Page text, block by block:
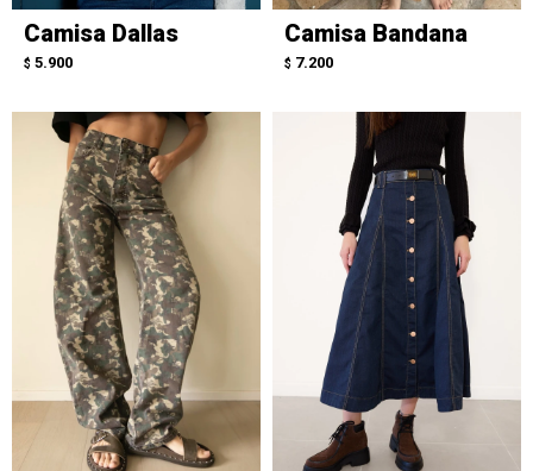
Camisa Dallas
$ 5.900
Camisa Bandana
$ 7.200